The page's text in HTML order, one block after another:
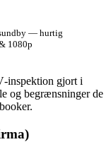
— hurtig
1080p
gjort i
og begrænsninger de